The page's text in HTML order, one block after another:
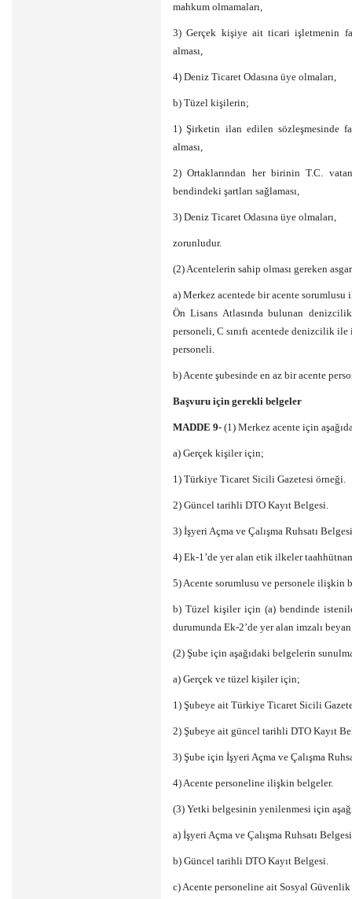
mahkum olmamaları,
3) Gerçek kişiye ait ticari işletmenin
alması,
4) Deniz Ticaret Odasına üye olmaları,
b) Tüzel kişilerin;
1) Şirketin ilan edilen sözleşmesinde
alması,
2) Ortaklarından her birinin T.C.
bendindeki şartları sağlaması,
3) Deniz Ticaret Odasına üye olmaları,
zorunludur.
(2) Acentelerin sahip olması gereken
a) Merkez acentede bir acente sorumlusu
Ön Lisans Atlasında bulunan
personeli, C sınıfı acentede denizcilik
personeli.
b) Acente şubesinde en az bir acente
Başvuru için gerekli belgeler
MADDE 9- (1) Merkez acente için
a) Gerçek kişiler için;
1) Türkiye Ticaret Sicili Gazetesi örneği.
2) Güncel tarihli DTO Kayıt Belgesi.
3) İşyeri Açma ve Çalışma Ruhsatı
4) Ek-1’de yer alan etik ilkeler
5) Acente sorumlusu ve personele ilişkin
b) Tüzel kişiler için (a) bendinde
durumunda Ek-2’de yer alan imzalı
(2) Şube için aşağıdaki belgelerin
a) Gerçek ve tüzel kişiler için;
1) Şubeye ait Türkiye Ticaret Sicili
2) Şubeye ait güncel tarihli DTO Kayıt
3) Şube için İşyeri Açma ve Çalışma
4) Acente personeline ilişkin belgeler.
(3) Yetki belgesinin yenilenmesi için
a) İşyeri Açma ve Çalışma Ruhsatı
b) Güncel tarihli DTO Kayıt Belgesi.
c) Acente personeline ait Sosyal